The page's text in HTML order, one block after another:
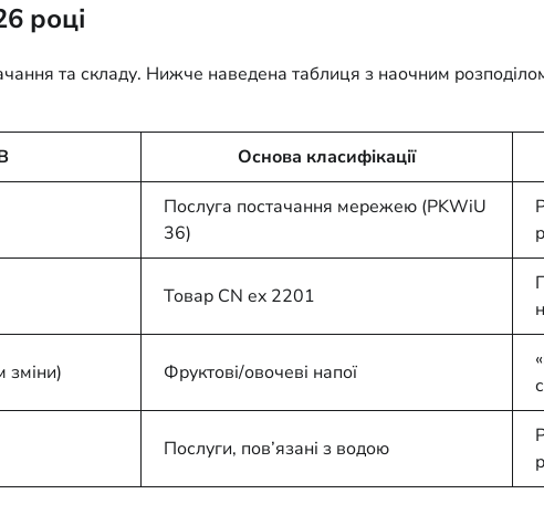
році
та складу. Нижче наведена таблиця з наочним
Основа класифікації
Послуга постачання мережею (PKWiU
36)
Товар CN ex 2201
зміни) Фруктові/овочеві напої
Послуги, пов’язані з водою